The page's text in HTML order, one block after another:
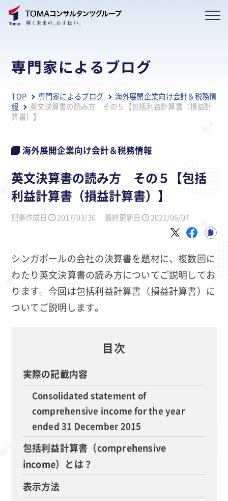
専門家によるブログ
TOP 専門家によるブログ
海外展開企業向け会計＆税務情
報
英文決算書の読み方 その５【包括利益計算書（損益計
算書）】
海外展開企業向け会計＆税務情報
英文決算書の読み方 その５【包括
利益計算書（損益計算書）】
記事作成日 2017/03/30 最終更新日 2021/06/07
シンガポールの会社の決算書を題材に、複数回に
わたり英文決算書の読み方についてご説明してお
ります。今回は包括利益計算書（損益計算書）に
ついてご説明します。
目次
実際の記載内容
Consolidated statement of
comprehensive income for the year
ended 31 December 2015
包括利益計算書（comprehensive
income）とは？
表示方法